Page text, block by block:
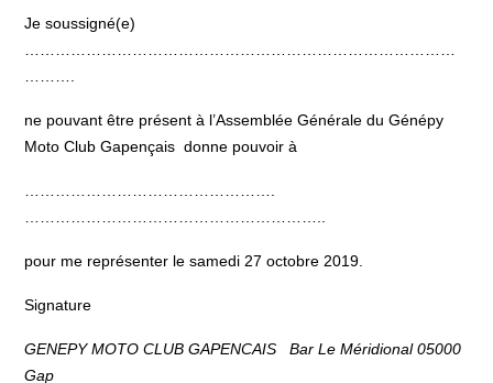
Je soussigné(e)
ne pouvant être présent à l’Assemblée Générale du Génépy
Moto Club Gapençais donne pouvoir à
pour me représenter le samedi 27 octobre 2019.
Signature
GENEPY MOTO CLUB GAPENCAIS Bar Le Méridional 05000
Gap